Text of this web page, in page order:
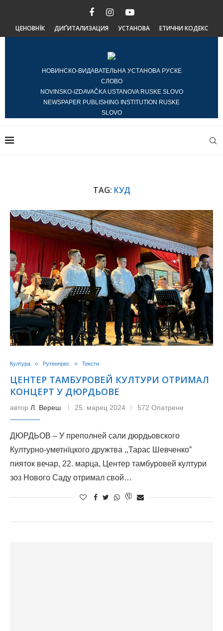
ЦЕНОВНЇК ДИҐИТАЛИЗАЦИЯ УСТАНОВА ЕТИЧНИ КОДЕКС
НОВИНСКО-ВИДАВАТЕЛЬНА УСТАНОВА РУСКЕ
СЛОВО
NOVINSKO-IZDAVAČKA USTANOVA RUSKE SLOVO
NEWSPAPER PUBLISHING INSTITUTION RUSKE
SLOVO
TAG: КУД
Култура Рутенпрес Тексти
ЦЕНТЕР ТАМБУРОВЕЙ КУЛТУРИ ОТРИМАЛ
КОНЦЕРТ У ДЮРДЬОВЕ
автор Л. Вереш 25. марец 2024 572 Опатрене
ДЮРДЬОВ – У преполней сали дюрдьовского
Културно-уметнїцкого дружтва ,,Тарас Шевченко”
пияток вечар, 22. марца, Центер тамбуровей култури
зоз Нового Саду отримал свой…